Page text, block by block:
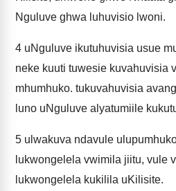
Nguluve ghwa luhuvisio lwoni.
4 uNguluve ikutuhuvisia usue
neke kuuti tuwesie kuvahuvisia
mhumhuko. tukuvahuvisia
luno uNguluve alyatumiile
5 ulwakuva ndavule
lukwongelela vwimila jiitu, vule
lukwongelela kukilila uKilisite.